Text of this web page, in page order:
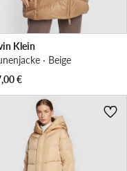
Klein
· Beige
€